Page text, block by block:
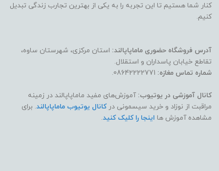
کنار شما هستیم تا این تجربه را به یکی از بهترین تجارب زندگی تبدیل
کنیم.
آدرس فروشگاه حضوری ماماپاپالند: استان مرکزی، شهرستان ساوه،
تقاطع خیابان پاسداران و استقلال.
شماره تماس مغازه:
کانال آموزشی در یوتیوب: آموزش‌های مفید ماماپاپالند در زمینه
مراقبت از نوزاد و خرید سیسمونی درکانال یوتیوب ماماپاپالند. برای
مشاهده آموزش ها اینجا را کلیک کنید.